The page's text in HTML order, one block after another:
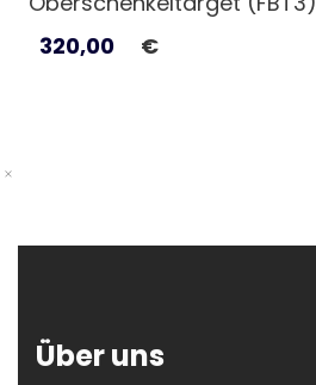
320,00
€
Über uns